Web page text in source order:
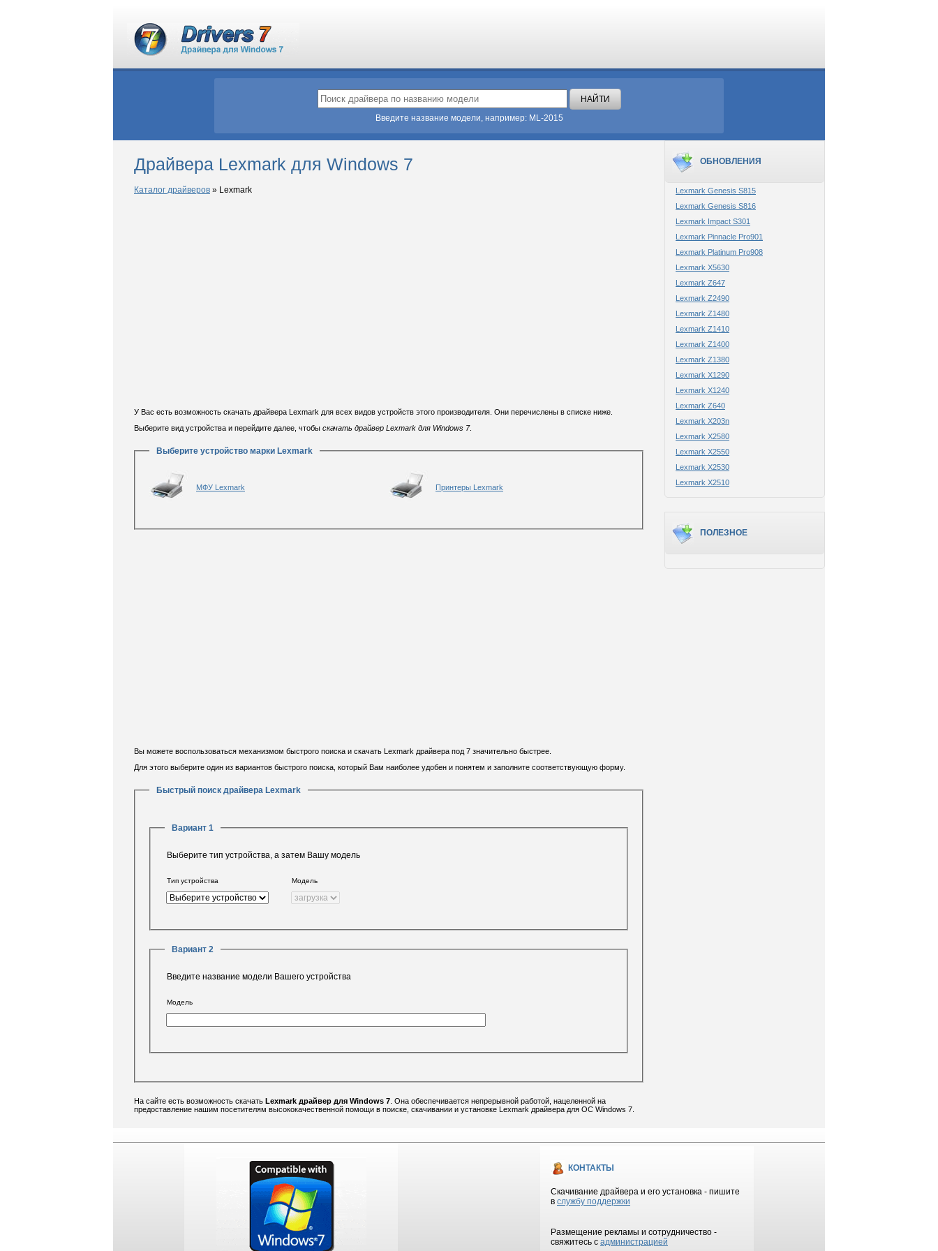
Введите название модели, например: ML-2015
Драйвера Lexmark для Windows 7
Каталог драйверов » Lexmark
У Вас есть возможность скачать драйвера Lexmark для всех видов устройств этого производителя. Они перечислены в списке ниже.
Выберите вид устройства и перейдите далее, чтобы скачать драйвер Lexmark для Windows 7.
Выберите устройство марки Lexmark
МФУ Lexmark Принтеры Lexmark
Вы можете воспользоваться механизмом быстрого поиска и скачать Lexmark драйвера под 7 значительно быстрее.
Для этого выберите один из вариантов быстрого поиска, который Вам наиболее удобен и понятем и заполните соответствующую форму.
Быстрый поиск драйвера Lexmark
Вариант 1
Выберите тип устройства, а затем Вашу модель
Тип устройства Модель
Вариант 2
Введите название модели Вашего устройства
Модель
На сайте есть возможность скачать Lexmark драйвер для Windows 7 . Она обеспечивается непрерывной работой, нацеленной на
предоставление нашим посетителям высококачественной помощи в поиске, скачивании и установке Lexmark драйвера для ОС Windows 7.
ОБНОВЛЕНИЯ
Lexmark Genesis S815
Lexmark Genesis S816
Lexmark Impact S301
Lexmark Pinnacle Pro901
Lexmark Platinum Pro908
Lexmark X5630
Lexmark Z647
Lexmark Z2490
Lexmark Z1480
Lexmark Z1410
Lexmark Z1400
Lexmark Z1380
Lexmark X1290
Lexmark X1240
Lexmark Z640
Lexmark X203n
Lexmark X2580
Lexmark X2550
Lexmark X2530
Lexmark X2510
ПОЛЕЗНОЕ
КОНТАКТЫ
Скачивание драйвера и его установка - пишите
в службу поддержки
Размещение рекламы и сотрудничество -
свяжитесь с администрацией